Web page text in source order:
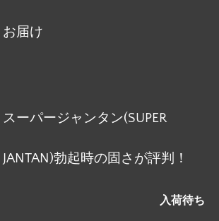
お届け
スーパージャンタン(SUPER
JANTAN)勃起時の固さが評判！
入荷待ち